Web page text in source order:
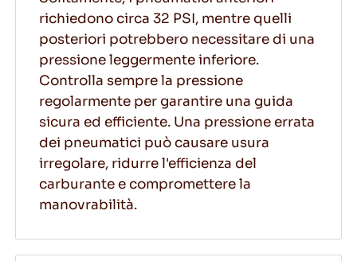
richiedono circa 32 PSI, mentre quelli
posteriori potrebbero necessitare di una
pressione leggermente inferiore.
Controlla sempre la pressione
regolarmente per garantire una guida
sicura ed efficiente. Una pressione errata
dei pneumatici può causare usura
irregolare, ridurre l'efficienza del
carburante e compromettere la
manovrabilità.